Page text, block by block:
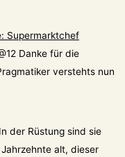
Supermarktchef
Danke für die
verstehts nun
der Rüstung sind sie
alt, dieser